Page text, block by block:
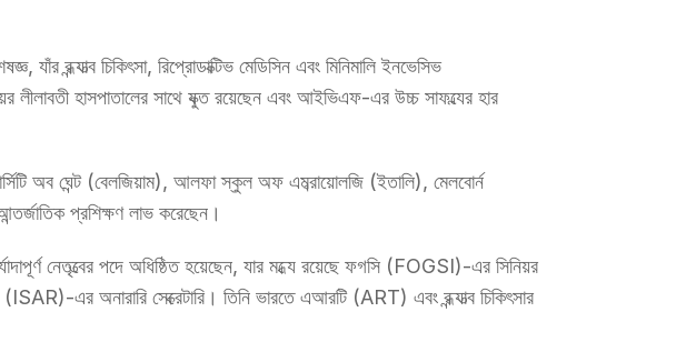
বন্ধ্যাত্ব চিকিৎসা, রিপ্রোডাক্টিভ মেডিসিন এবং মিনিমালি ইনভেসিভ
লীলাবতী হাসপাতালের সাথে যুক্ত রয়েছেন এবং আইভিএফ-এর উচ্চ সাফল্যের হার
অব ঘেন্ট (বেলজিয়াম), আলফা স্কুল অফ এমব্রায়োলজি (ইতালি), মেলবোর্ন
প্রশিক্ষণ লাভ করেছেন।
নেতৃত্বের পদে অধিষ্ঠিত হয়েছেন, যার মধ্যে রয়েছে ফগসি (FOGSI)-এর সিনিয়র
এর অনারারি সেক্রেটারি। তিনি ভারতে এআরটি (ART) এবং বন্ধ্যাত্ব চিকিৎসার